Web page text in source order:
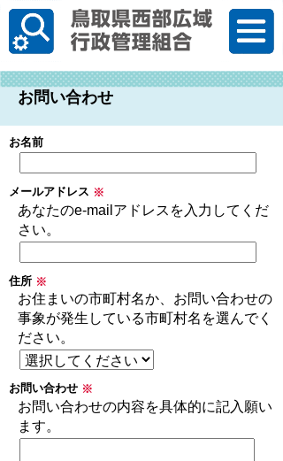
한국어
お問い合わせ
お名前
メールアドレス ※
あなたのe-mailアドレスを入力してくだ
さい。
住所 ※
お住まいの市町村名か、お問い合わせの
事象が発生している市町村名を選んでく
ださい。
お問い合わせ ※
お問い合わせの内容を具体的に記入願い
ます。